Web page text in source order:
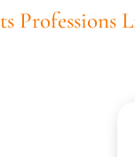
Professions